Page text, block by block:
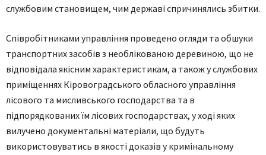
службовим становищем, чим державі спричинялись збитки.
Співробітниками управління проведено огляди та обшуки
транспортних засобів з необлікованою деревиною, що не
відповідала якісним характеристикам, а також у службових
приміщеннях Кіровоградського обласного управління
лісового та мисливського господарства та в
підпорядкованих їм лісових господарствах, у ході яких
вилучено документальні матеріали, що будуть
використовуватись в якості доказів у кримінальному